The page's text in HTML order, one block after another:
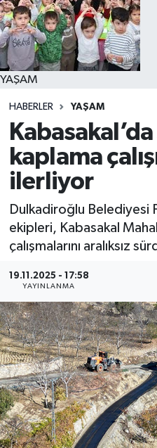
YAŞAM
HABERLER YAŞAM
kaplama
ilerliyor
Dulkadiroğlu Belediyesi
ekipleri, Kabasakal
çalışmalarını aralıksız
19.11.2025 - 17:58
YAYINLANMA
YAŞAM